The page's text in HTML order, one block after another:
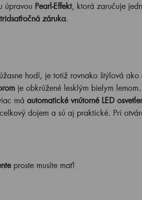
úpravou Pearl-Effekt, ktorá zaručuje
záruka.
hodí, je totiž rovnako štýlová
je obkrúžené lesklým bielym
má automatické vnútorné LED
dojem a sú aj praktické. Pri
proste musíte mať!